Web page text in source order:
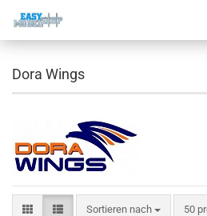
Dora Wings
Sortieren nach
Sortieren nach 50
pro